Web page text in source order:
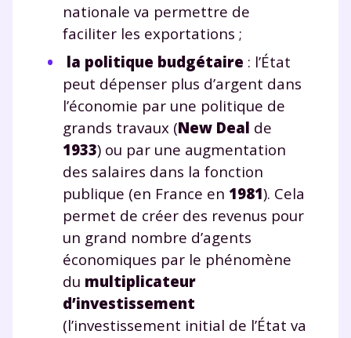
nationale va permettre de
faciliter les exportations ;
la politique budgétaire : l’État
peut dépenser plus d’argent dans
l’économie par une politique de
grands travaux (New Deal de
1933) ou par une augmentation
des salaires dans la fonction
publique (en France en 1981). Cela
permet de créer des revenus pour
un grand nombre d’agents
économiques par le phénomène
du multiplicateur
d’investissement
(l’investissement initial de l’État va
Envie de progresser
et de réussir votre
année scolaire ?
Testez gratuitement
pendant 24h notre
plateforme de soutien
scolaire !
Fiches de cours et vidéos
corrigés,podcasts de révisions